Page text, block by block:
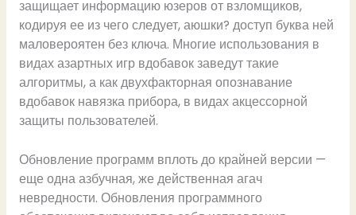
защищает информацию юзеров от взломщиков,
кодируя ее из чего следует, аюшки? доступ буква ней
маловероятен без ключа. Многие использования в
видах азартных игр вдобавок заведут такие
алгоритмы, а как двухфакторная опознавание
вдобавок навязка прибора, в видах акцессорной
защиты пользователей.
Обновление программ вплоть до крайней версии —
еще одна азбучная, же действенная агач
невредности. Обновления программного